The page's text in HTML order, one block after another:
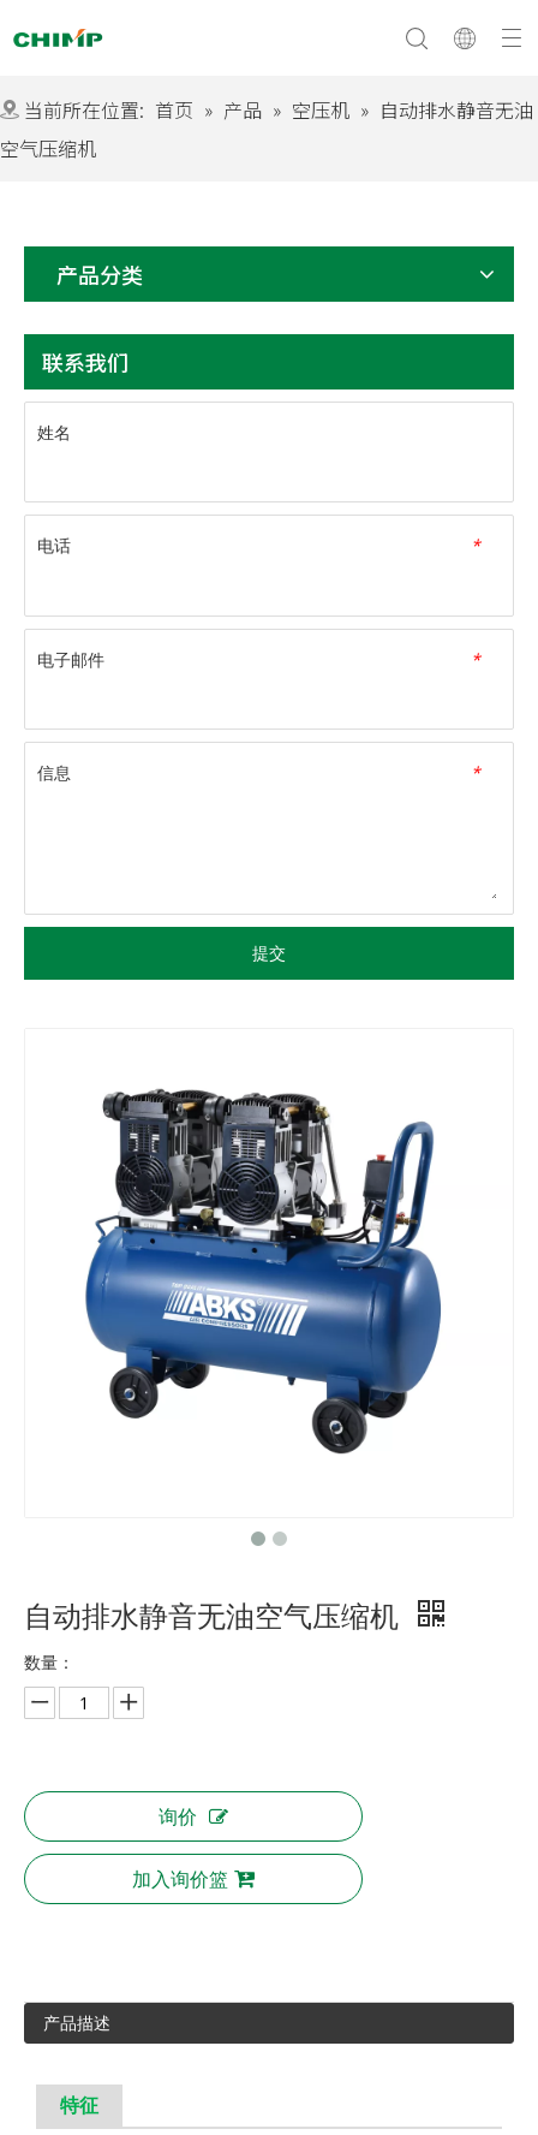
当前所在位置: 首页 » 产品 » 空压机 » 自动排水静音无油
空气压缩机
产品分类
联系我们
姓名
*
电话
*
电子邮件
*
信息
提交
自动排水静音无油空气压缩机
数量：
询价
加入询价篮
产品描述
特征